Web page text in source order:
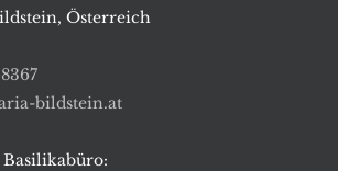
Österreich
bildstein.at